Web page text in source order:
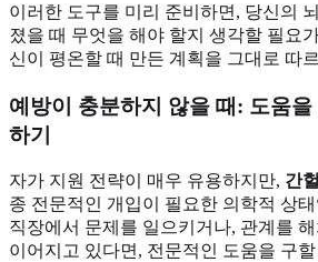
이러한 도구를 미리 준비하면, 당신의
졌을 때 무엇을 해야 할지 생각할 필요
신이 평온할 때 만든 계획을 그대로 따
예방이 충분하지 않을 때: 도움을
하기
자가 지원 전략이 매우 유용하지만, 간
종 전문적인 개입이 필요한 의학적 상
직장에서 문제를 일으키거나, 관계를
이어지고 있다면, 전문적인 도움을 구